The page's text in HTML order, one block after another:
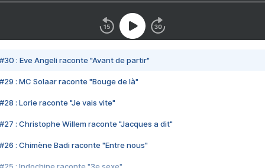
#30 : Eve Angeli raconte "Avant de partir"
#29 : MC Solaar raconte "Bouge de là"
#28 : Lorie raconte "Je vais vite"
#27 : Christophe Willem raconte "Jacques a dit"
#26 : Chimène Badi raconte "Entre nous"